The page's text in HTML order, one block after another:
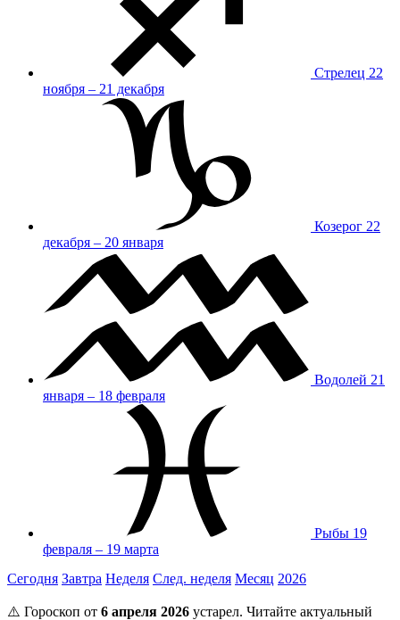
Стрелец 22
ноября – 21 декабря
Козерог 22
декабря – 20 января
Водолей 21
января – 18 февраля
Рыбы 19
февраля – 19 марта
Сегодня Завтра Неделя След. неделя Месяц 2026
⚠️ Гороскоп от 6 апреля 2026 устарел. Читайте актуальный